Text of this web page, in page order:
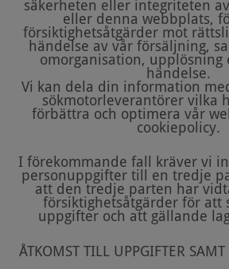
säkerheten eller integriteten
eller denna webbplats,
försiktighetsåtgärder mot
händelse av vår försäljning,
omorganisation, upplösning
händelse.
Vi kan dela din information
sökmotorleverantörer vilka
förbättra och optimera vår
cookiepolicy.
I förekommande fall kräver vi
personuppgifter till en tredje
att den tredje parten har
försiktighetsåtgärder för att
uppgifter och att gällande
ÅTKOMST TILL UPPGIFTER